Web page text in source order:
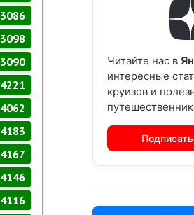
Читайте нас в
интересные
круизов и